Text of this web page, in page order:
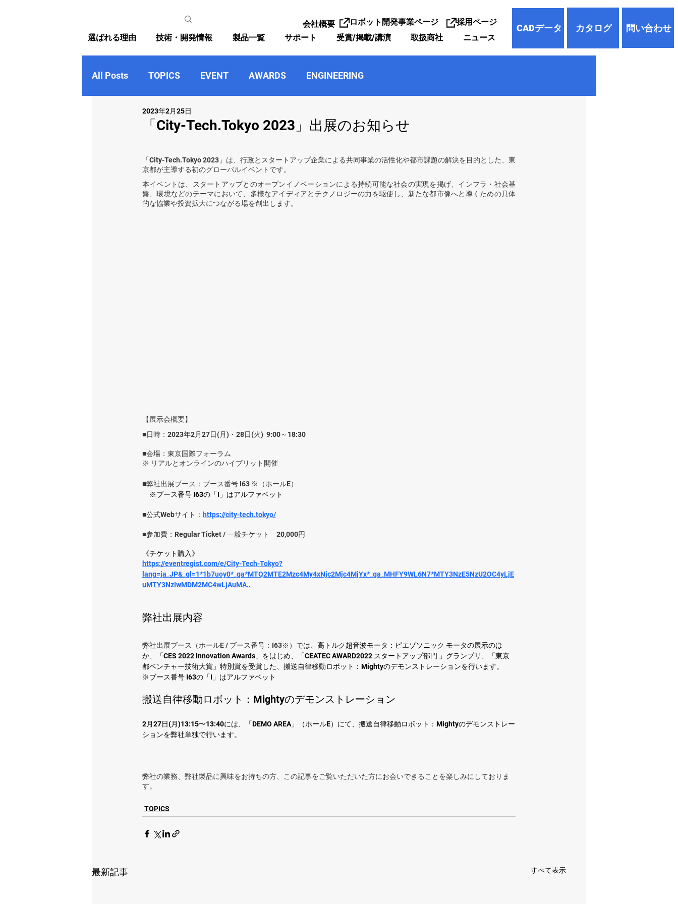
選ばれる理由 技術・開発情報 製品一覧 サポート 受賞/掲載/講演 取扱商社 ニュース
採用ページ
ロボット開発事業ページ
会社概要 CADデータ カタログ 問い合わせ
All Posts TOPICS EVENT AWARDS ENGINEERING
「City-Tech.Tokyo 2023」出展のお知らせ
2023年2月25日
「City-Tech.Tokyo 2023」は、行政とスタートアップ企業による共同事業の活性化や都市課題の解決を目的とした、東
京都が主導する初のグローバルイベントです。
本イベントは、スタートアップとのオープンイノベーションによる持続可能な社会の実現を掲げ、インフラ・社会基
盤、環境などのテーマにおいて、多様なアイディアとテクノロジーの力を駆使し、新たな都市像へと導くための具体
的な協業や投資拡大につながる場を創出します。
【展示会概要】
■日時：2023年2月27日(月)・28日(火)  9:00～18:30
■会場：東京国際フォーラム
※ リアルとオンラインのハイブリット開催
■弊社出展ブース：ブース番号 I63 ※（ホールE）
※ブース番号 I63の「I」はアルファベット
■公式Webサイト： https://city-tech.tokyo/
■参加費：Regular Ticket / 一般チケット　20,000円
《チケット購入》
https://eventregist.com/e/City-Tech-Tokyo?
lang=ja_JP&_gl=1*1b7uoy0*_ga*MTQ2MTE2Mzc4My4xNjc2Mjc4MjYx*_ga_MHFY9WL6N7*MTY3NzE5NzU2OC4yLjE
uMTY3NzIwMDM2MC4wLjAuMA..
弊社出展内容
弊社出展ブース（ホールE / ブース番号：I63※）では、 高トルク超音波モータ：ピエゾソニック モータの展示のほ
か、「CES 2022 Innovation Awards」をはじめ、「CEATEC AWARD2022 スタートアップ部門 」グランプリ、「東京
都ベンチャー技術大賞」特別賞を受賞した、搬送自律移動ロボット：Mightyのデモンストレーションを行います。
※ブース番号 I63の「I」はアルファベット
搬送自律移動ロボット：Mightyのデモンストレーション
2月27日(月)13:15〜13:40には、「DEMO AREA」（ホールE）にて、搬送自律移動ロボット：Mightyのデモンストレー
ションを弊社単独で行います。
弊社の業務、弊社製品に興味をお持ちの方、この記事をご覧いただいた方にお会いできることを楽しみにしておりま
す。
TOPICS
最新記事 すべて表示